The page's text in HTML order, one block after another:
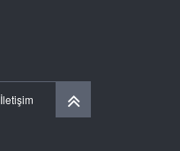
İletişim